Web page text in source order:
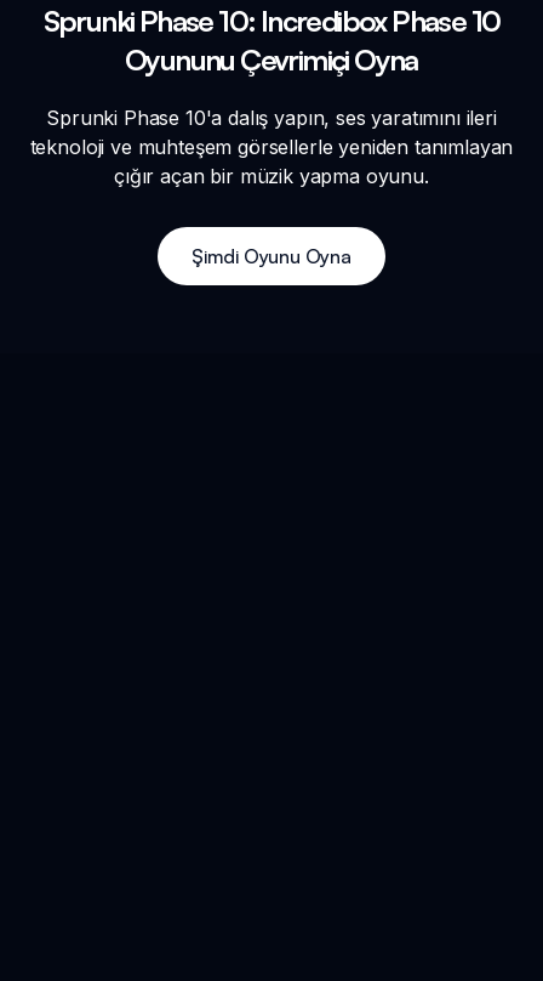
Sprunki Phase 10: Incredibox Phase 10
Oyununu Çevrimiçi Oyna
Sprunki Phase 10'a dalış yapın, ses yaratımını ileri
teknoloji ve muhteşem görsellerle yeniden tanımlayan
çığır açan bir müzik yapma oyunu.
Şimdi Oyunu Oyna